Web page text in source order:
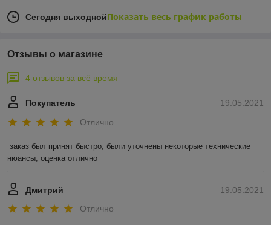
Сегодня выходнойПоказать весь график работы
Отзывы о магазине
4 отзывов за всё время
19.05.2021
Покупатель
Отлично
заказ был принят быстро, были уточнены некоторые технические
нюансы, оценка отлично
19.05.2021
Дмитрий
Отлично